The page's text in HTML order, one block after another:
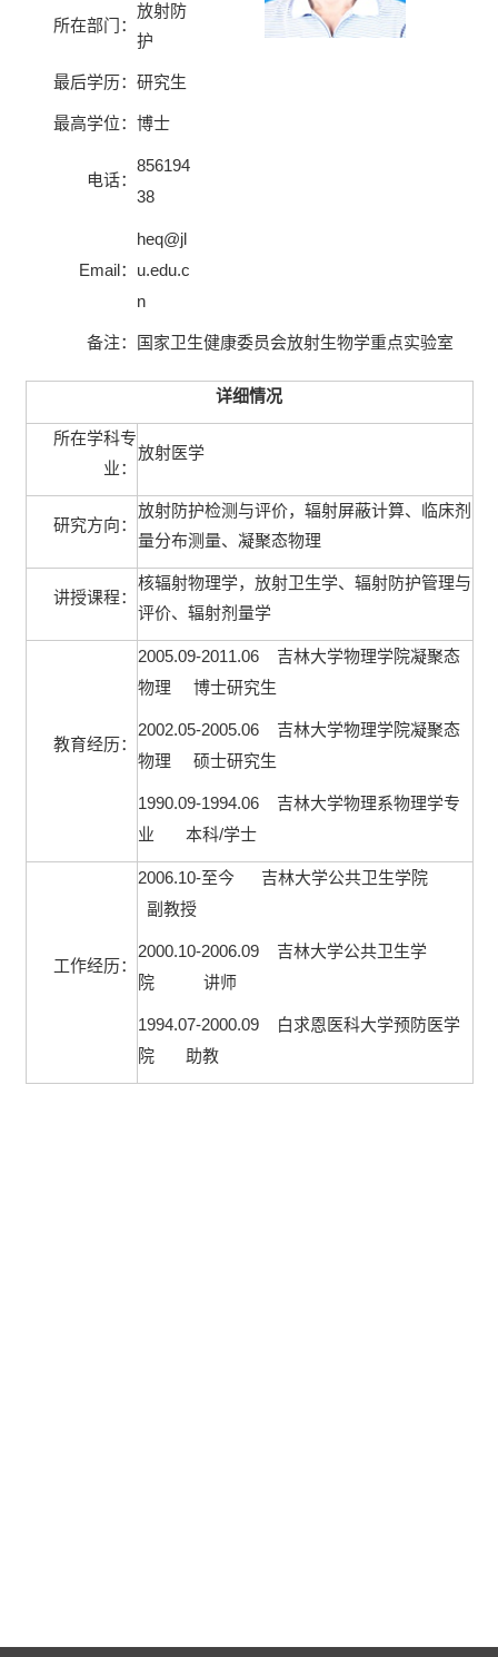
所在部门：
放射防
护
最后学历： 研究生
最高学位： 博士
电话：
856194
38
Email：
heq@jl
u.edu.c
n
备注： 国家卫生健康委员会放射生物学重点实验室
详细情况
所在学科专
业：
放射医学
研究方向：
放射防护检测与评价，辐射屏蔽计算、临床剂
量分布测量、凝聚态物理
讲授课程：
核辐射物理学，放射卫生学、辐射防护管理与
评价、辐射剂量学
教育经历：
2005.09-2011.06
吉林大学物理学院凝聚态
物理
博士研究生
2002.05-2005.06
吉林大学物理学院凝聚态
物理
硕士研究生
1990.09-1994.06
吉林大学物理系物理学专
业
本科/学士
工作经历：
2006.10-至今
吉林大学公共卫生学院
副教授
2000.10-2006.09
吉林大学公共卫生学
院
讲师
1994.07-2000.09
白求恩医科大学预防医学
院
助教